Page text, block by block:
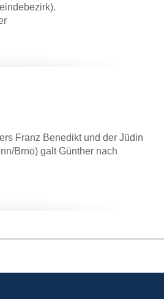
Franz Benedikt und der Jüdin
Brno) galt Günther nach